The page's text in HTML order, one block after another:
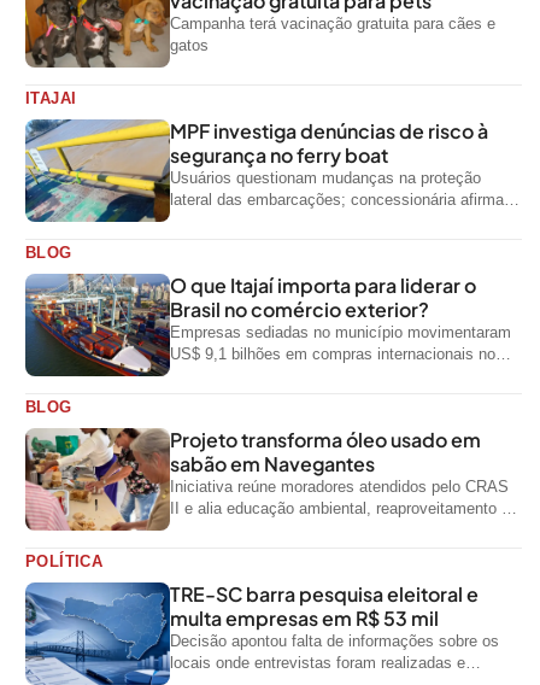
Campanha terá vacinação gratuita para cães e
gatos
ITAJAI
MPF investiga denúncias de risco à
segurança no ferry boat
Usuários questionam mudanças na proteção
lateral das embarcações; concessionária afirma
BLOG
O que Itajaí importa para liderar o
Brasil no comércio exterior?
Empresas sediadas no município movimentaram
US$ 9,1 bilhões em compras internacionais no
BLOG
Projeto transforma óleo usado em
sabão em Navegantes
Iniciativa reúne moradores atendidos pelo CRAS
II e alia educação ambiental, reaproveitamento de
POLÍTICA
TRE-SC barra pesquisa eleitoral e
multa empresas em R$ 53 mil
Decisão apontou falta de informações sobre os
locais onde entrevistas foram realizadas e